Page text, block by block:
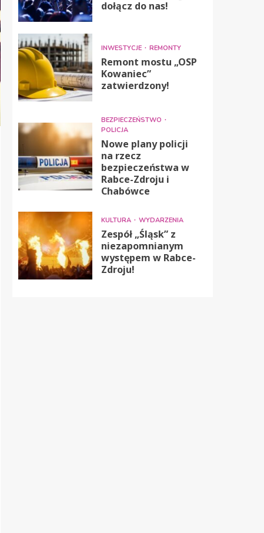
dołącz do nas!
INWESTYCJE REMONTY
Remont mostu „OSP
Kowaniec”
zatwierdzony!
BEZPIECZEŃSTWO
POLICJA
Nowe plany policji
na rzecz
bezpieczeństwa w
Rabce-Zdroju i
Chabówce
KULTURA WYDARZENIA
Zespół „Śląsk” z
niezapomnianym
występem w Rabce-
Zdroju!